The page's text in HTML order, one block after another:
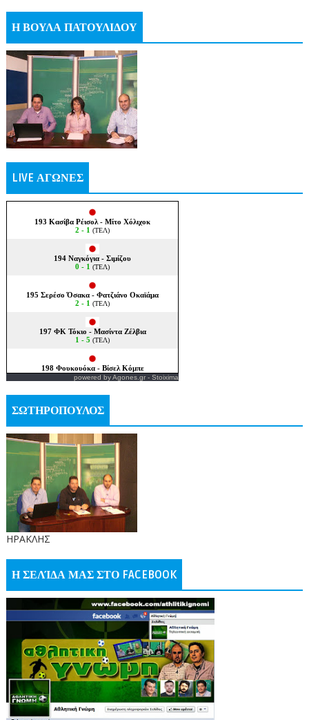
Η ΒΟΥΛΑ ΠΑΤΟΥΛΙΔΟΥ
LIVE ΑΓΩΝΕΣ
powered byAgones.gr- Stoixima
ΣΩΤΗΡΟΠΟΥΛΟΣ
ΗΡΑΚΛΗΣ
Η ΣΕΛΊΔΑ ΜΑΣ ΣΤΟ FACEBOOK